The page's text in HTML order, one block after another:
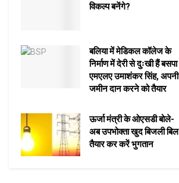
विकल्प बनेंगे?
बलिया में मेडिकल कॉलेज के
निर्माण में देरी से दुःखी हैं बसपा
एमएलए उमाशंकर सिंह, अपनी
जमीन दान करने को तैयार
ऊर्जा मंत्री के ओएसडी बोले-
अब उपभोक्ता खुद बिजली बिल
तैयार कर करें भुगतान